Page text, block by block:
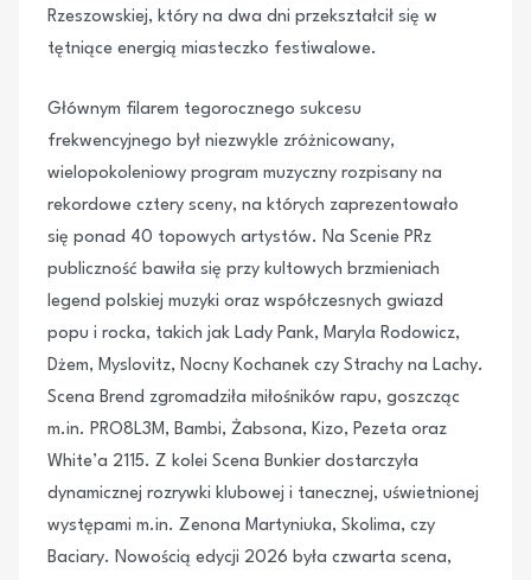
Rzeszowskiej, który na dwa dni przekształcił się w
tętniące energią miasteczko festiwalowe.
Głównym filarem tegorocznego sukcesu
frekwencyjnego był niezwykle zróżnicowany,
wielopokoleniowy program muzyczny rozpisany na
rekordowe cztery sceny, na których zaprezentowało
się ponad 40 topowych artystów. Na Scenie PRz
publiczność bawiła się przy kultowych brzmieniach
legend polskiej muzyki oraz współczesnych gwiazd
popu i rocka, takich jak Lady Pank, Maryla Rodowicz,
Dżem, Myslovitz, Nocny Kochanek czy Strachy na Lachy.
Scena Brend zgromadziła miłośników rapu, goszcząc
m.in. PRO8L3M, Bambi, Żabsona, Kizo, Pezeta oraz
White’a 2115. Z kolei Scena Bunkier dostarczyła
dynamicznej rozrywki klubowej i tanecznej, uświetnionej
występami m.in. Zenona Martyniuka, Skolima, czy
Baciary. Nowością edycji 2026 była czwarta scena,